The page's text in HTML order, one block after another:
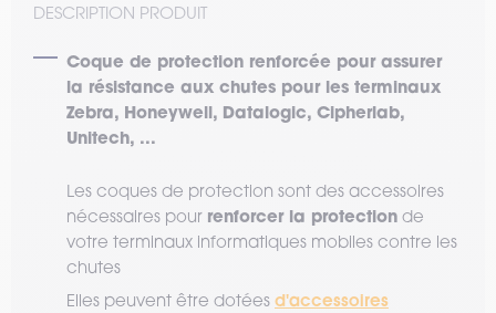
DESCRIPTION PRODUIT
Coque de protection renforcée pour assurer
la résistance aux chutes pour les terminaux
Zebra, Honeywell, Datalogic, Cipherlab,
Unitech, ...
Les coques de protection sont des accessoires
nécessaires pour renforcer la protection de
votre terminaux informatiques mobiles contre les
chutes
Elles peuvent être dotées d'accessoires